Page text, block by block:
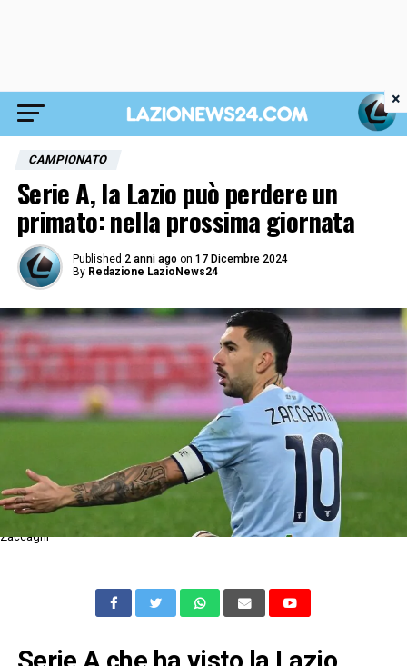
CAMPIONATO
Serie A, la Lazio può perdere un
primato: nella prossima giornata
Published 2 anni ago on 17 Dicembre 2024
By Redazione LazioNews24
Zaccagni
×